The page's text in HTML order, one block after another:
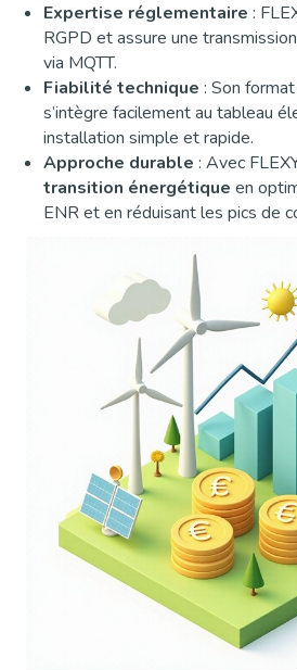
Expertise réglementaire :
RGPD et assure une
via MQTT.
Fiabilité technique : Son
s’intègre facilement au tableau
installation simple et rapide.
Approche durable : Avec
transition énergétique en
ENR et en réduisant les pics de